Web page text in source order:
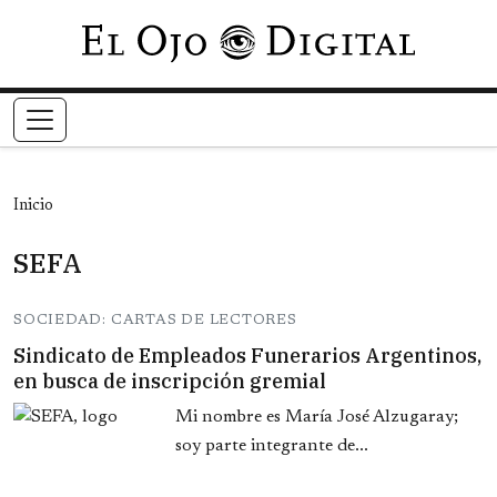
Pasar al contenido principal
Inicio
SEFA
SOCIEDAD: CARTAS DE LECTORES
Sindicato de Empleados Funerarios Argentinos,
en busca de inscripción gremial
Mi nombre es María José Alzugaray;
soy parte integrante de...